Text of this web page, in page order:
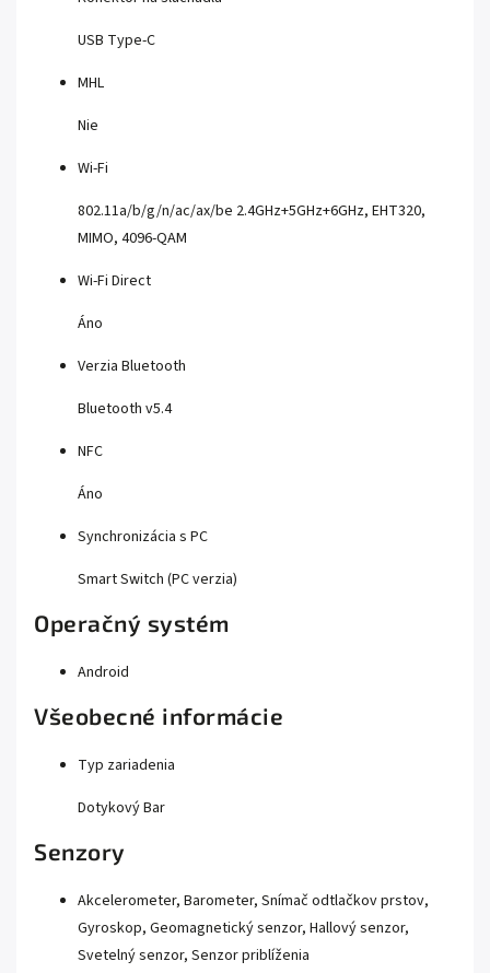
USB Type-C
MHL
Nie
Wi-Fi
802.11a/b/g/n/ac/ax/be 2.4GHz+5GHz+6GHz, EHT320,
MIMO, 4096-QAM
Wi-Fi Direct
Áno
Verzia Bluetooth
Bluetooth v5.4
NFC
Áno
Synchronizácia s PC
Smart Switch (PC verzia)
Operačný systém
Android
Všeobecné informácie
Typ zariadenia
Dotykový Bar
Senzory
Akcelerometer, Barometer, Snímač odtlačkov prstov,
Gyroskop, Geomagnetický senzor, Hallový senzor,
Svetelný senzor, Senzor priblíženia